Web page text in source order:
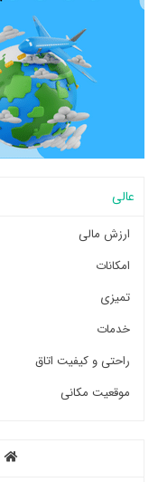
عالی
ارزش مالی
امکانات
تمیزی
خدمات
راحتی و کیفیت اتاق
موقعیت مکانی